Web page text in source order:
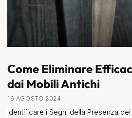
Come Eliminare
dai Mobili Antichi
16 AGOSTO 2024
Identificare i Segni della Presenza